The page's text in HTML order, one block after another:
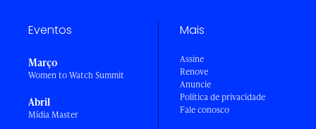
Eventos
Março
Women to Watch Summit
Abril
Mídia Master
Mais
Assine
Renove
Anuncie
Política de privacidade
Fale conosco